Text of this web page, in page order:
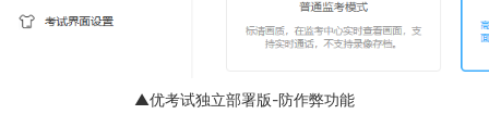
▲优考试独立部署版-防作弊功能